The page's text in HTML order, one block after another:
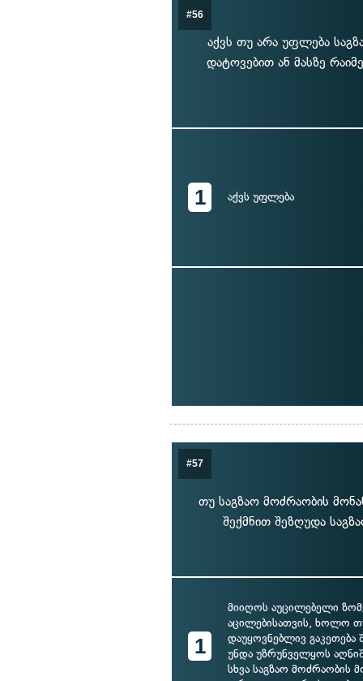
#56
აქვს თუ არა უფლება
დატოვებით ან მასზე
1 აქვს უფლება
#57
თუ საგზაო მოძრაობის
შექმნით შეზღუდა
1
მიიღოს აუცილებელი
აცილებისათვის, ხოლო
დაუყოვნებლივ გაკეთება
უნდა უზრუნველყოს
სხვა საგზაო მოძრაობის